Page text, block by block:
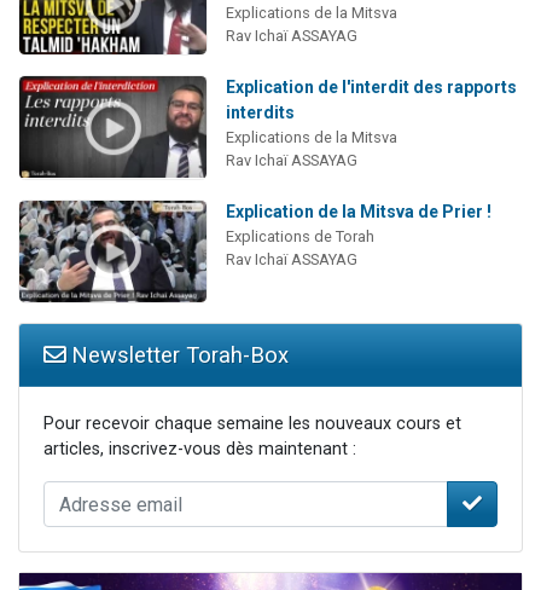
Explications de la Mitsva
Rav Ichaï ASSAYAG
Explication de l'interdit des rapports
interdits
Explications de la Mitsva
Rav Ichaï ASSAYAG
Explication de la Mitsva de Prier !
Explications de Torah
Rav Ichaï ASSAYAG
Newsletter Torah-Box
Pour recevoir chaque semaine les nouveaux cours et
articles, inscrivez-vous dès maintenant :